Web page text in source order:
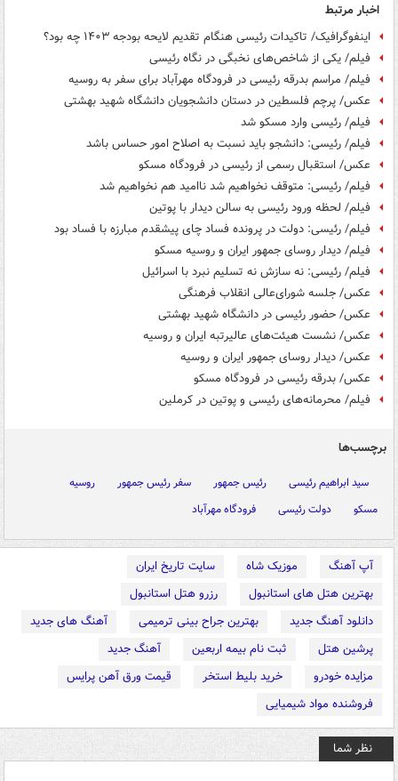
اخبار مرتبط
اینفوگرافیک/ تاکیدات رئیسی هنگام تقدیم لایحه بودجه ۱۴۰۳ چه بود؟
فیلم/ یکی از شاخص‌های نخبگی در نگاه رئیسی
فیلم/ مراسم بدرقه رئیسی در فرودگاه مهرآباد برای سفر به روسیه
عکس/ پرچم فلسطین در دستان دانشجویان دانشگاه شهید بهشتی
فیلم/ رئیسی وارد مسکو شد
فیلم/ رئیسی: دانشجو باید نسبت به اصلاح امور حساس باشد
عکس/ استقبال رسمی از رئیسی در فرودگاه مسکو
فیلم/ رئیسی: متوقف نخواهیم شد ناامید هم نخواهیم شد
فیلم/ لحظه ورود رئیسی به سالن دیدار با پوتین
فیلم/ رئیسی: دولت در پرونده فساد چای پیشقدم مبارزه با فساد بود
فیلم/ دیدار روسای جمهور ایران و روسیه مسکو
فیلم/ رئیسی: نه سازش نه تسلیم نبرد با اسرائیل
عکس/ جلسه شورای‌عالی انقلاب فرهنگی
عکس/ حضور رئیسی در دانشگاه شهید بهشتی
عکس/ نشست هیئت‌های عالیرتبه ایران و روسیه
عکس/ دیدار روسای جمهور ایران و روسیه
عکس/ بدرقه رئیسی در فرودگاه مسکو
فیلم/ محرمانه‌های رئیسی و پوتین در کرملین
برچسب‌ها
سید ابراهیم رئیسی رئیس جمهور سفر رئیس جمهور
روسیه
مسکو
دولت رئیسی فرودگاه مهرآباد
آپ آهنگ موزیک شاه
سایت تاریخ ایران
بهترین هتل های استانبول
رزرو هتل استانبول
دانلود آهنگ جدید
بهترین جراح بینی ترمیمی
آهنگ های جدید
پرشین هتل
ثبت نام بیمه اربعین
آهنگ جدید
مزایده خودرو
خرید بلیط استخر
قیمت ورق آهن پرایس
فروشنده مواد شیمیایی
نظر شما